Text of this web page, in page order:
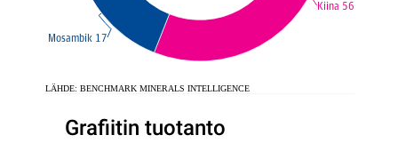
Kiina 56
Mosambik 17
LÄHDE: BENCHMARK MINERALS INTELLIGENCE
Grafiitin tuotanto